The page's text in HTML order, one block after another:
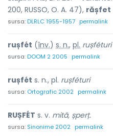
200, RUSSO, O. A. 47), rășfet
sursa:DLRLC 1955-1957 permalink
rușfét (înv.) s. n., pl. rușféturi
sursa:DOOM 2 2005 permalink
rușfét s. n., pl. rușféturi
sursa: Ortografic 2002 permalink
RUȘFÉT s. v. mită, șperț.
sursa: Sinonime 2002 permalink